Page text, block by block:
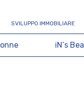
SVILUPPO IMMOBILIARE
onne iN’s Bea